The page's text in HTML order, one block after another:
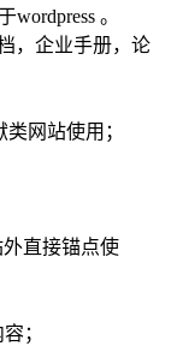
。
，企业手册，论
网站使用；
直接锚点使
；